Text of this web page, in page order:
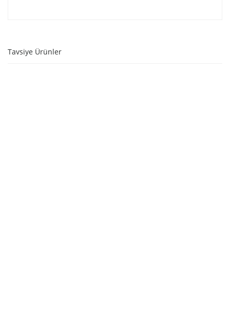
Tavsiye Ürünler